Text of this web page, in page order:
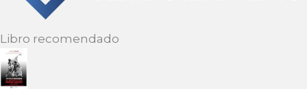
Libro recomendado